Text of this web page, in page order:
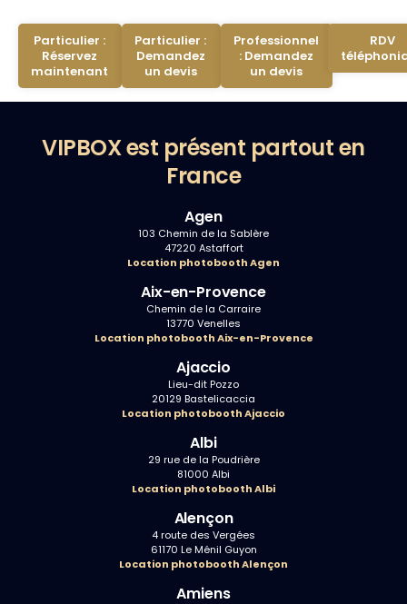
Particulier :
Réservez
maintenant
Particulier :
Demandez
un devis
Professionnel
: Demandez
un devis
RDV
VIPBOX est présent partout en
France
Agen
103 Chemin de la Sablère
47220 Astaffort
Location photobooth Agen
Aix-en-Provence
Chemin de la Carraire
13770 Venelles
Location photobooth Aix-en-Provence
Ajaccio
Lieu-dit Pozzo
20129 Bastelicaccia
Location photobooth Ajaccio
Albi
29 rue de la Poudrière
81000 Albi
Location photobooth Albi
Alençon
4 route des Vergées
61170 Le Ménil Guyon
Location photobooth Alençon
Amiens